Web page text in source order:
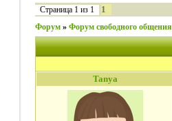
Страница 1 из 1 1
Форум » Форум свободного общения
Tanya